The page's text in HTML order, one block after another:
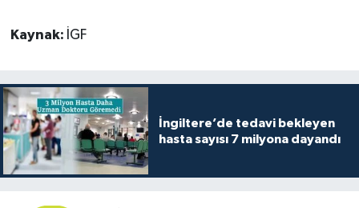
Kaynak: İGF
İngiltere’de tedavi bekleyen
hasta sayısı 7 milyona dayandı